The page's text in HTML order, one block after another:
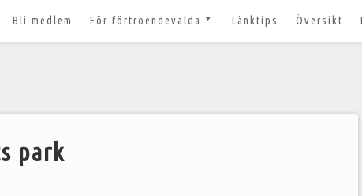
lösenord?
Bli medlem För förtroendevalda Länktips Översikt
park